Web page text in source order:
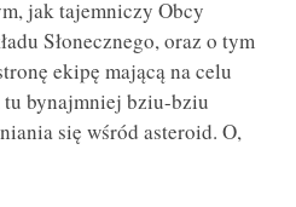
jak tajemniczy Obcy
Słonecznego, oraz o tym
ekipę mającą na celu
bynajmniej bziu-bziu
się wśród asteroid. O,